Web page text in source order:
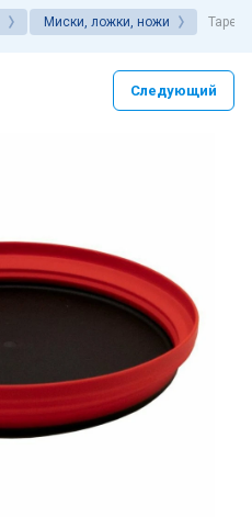
Миски, ложки, ножи
Следующий